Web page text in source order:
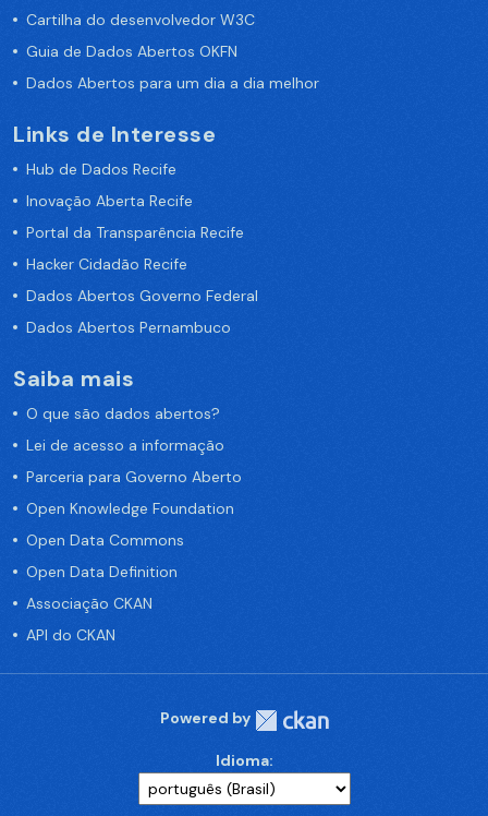
Cartilha do desenvolvedor W3C
Guia de Dados Abertos OKFN
Dados Abertos para um dia a dia melhor
Links de Interesse
Hub de Dados Recife
Inovação Aberta Recife
Portal da Transparência Recife
Hacker Cidadão Recife
Dados Abertos Governo Federal
Dados Abertos Pernambuco
Saiba mais
O que são dados abertos?
Lei de acesso a informação
Parceria para Governo Aberto
Open Knowledge Foundation
Open Data Commons
Open Data Definition
Associação CKAN
API do CKAN
Powered by
Idioma